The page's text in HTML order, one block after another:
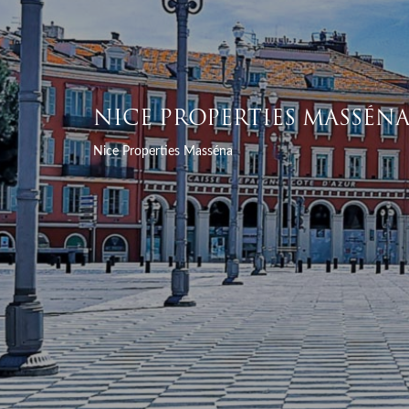
NICE PROPERTIES MASSÉNA
Nice Properties Masséna